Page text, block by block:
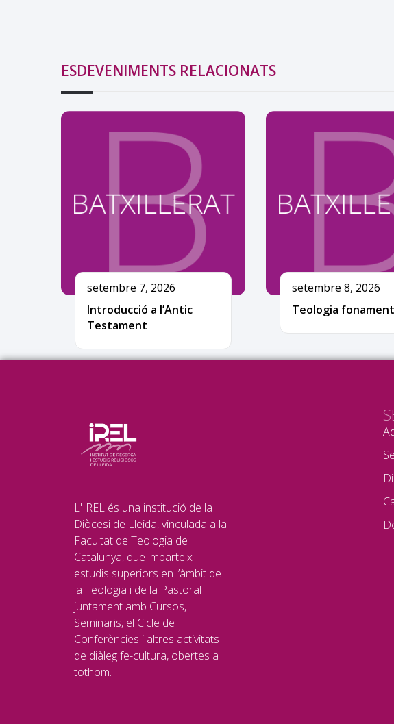
ESDEVENIMENTS RELACIONATS
setembre 7, 2026
Introducció a l’Antic
Testament
setembre 8, 2026
Teologia
L'IREL és una institució de la
Diòcesi de Lleida, vinculada a la
Facultat de Teologia de
Catalunya, que imparteix
estudis superiors en l’àmbit de
la Teologia i de la Pastoral
juntament amb Cursos,
Seminaris, el Cicle de
Conferències i altres activitats
de diàleg fe-cultura, obertes a
tothom.